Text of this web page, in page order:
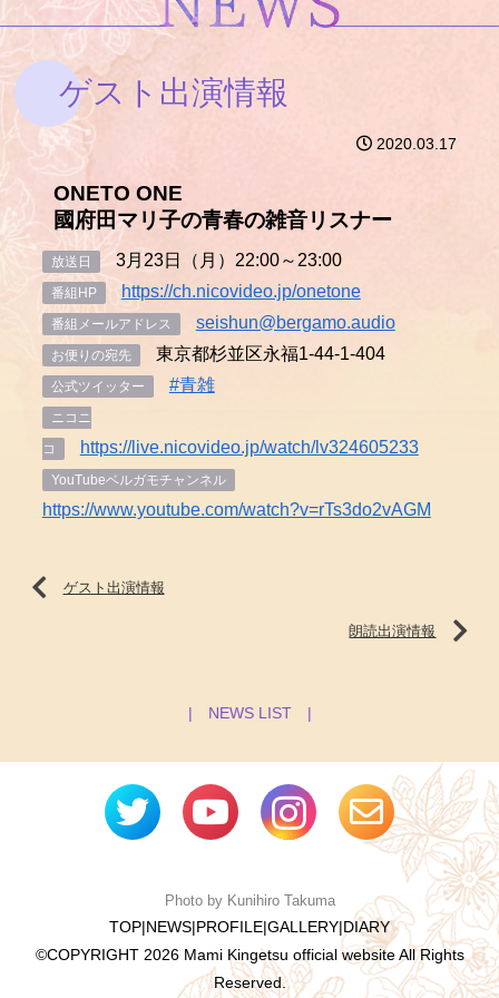
ゲスト出演情報
2020.03.17
ONETO ONE
國府田マリ子の青春の雑音リスナー
放送日 3月23日（月）22:00～23:00
番組HP https://ch.nicovideo.jp/onetone
番組メールアドレス seishun@bergamo.audio
お便りの宛先 東京都杉並区永福1-44-1-404
公式ツイッター #青雑
ニコニ
コ
https://live.nicovideo.jp/watch/lv324605233
YouTubeベルガモチャンネル
https://www.youtube.com/watch?v=rTs3do2vAGM
ゲスト出演情報
朗読出演情報
| NEWS LIST |
Photo by Kunihiro Takuma
TOP|NEWS|PROFILE|GALLERY|DIARY
©COPYRIGHT 2026 Mami Kingetsu official website All Rights
Reserved.